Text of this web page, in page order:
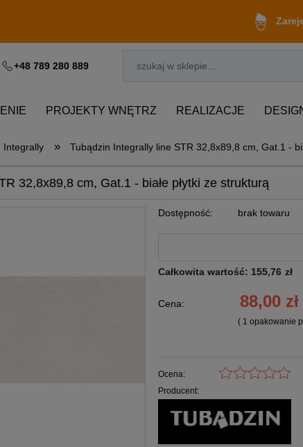
+48 789 280 889
PROJEKTY WNĘTRZ REALIZACJE
Integrally » Tubądzin Integrally line STR 32,8x89,8 cm, Gat.1 -
32,8x89,8 cm, Gat.1 - białe płytki ze strukturą
Dostępność: brak towaru
Całkowita wartość: 155,76 zł
Cena: 88,00
( 1opakowanie
Ocena:
Producent: